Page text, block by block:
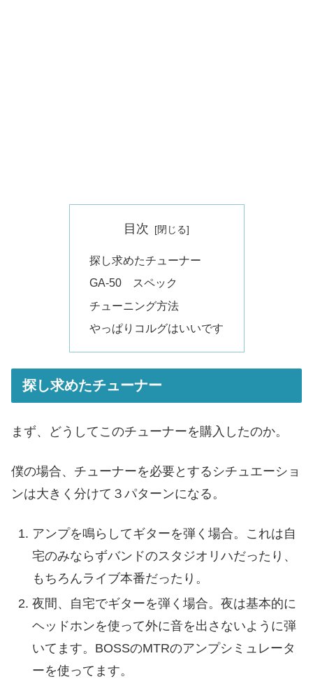
目次
探し求めたチューナー
GA-50 スペック
チューニング方法
やっぱりコルグはいいです
探し求めたチューナー
まず、どうしてこのチューナーを購入したのか。
僕の場合、チューナーを必要とするシチュエーショ
ンは大きく分けて３パターンになる。
アンプを鳴らしてギターを弾く場合。これは自
宅のみならずバンドのスタジオリハだったり、
もちろんライブ本番だったり。
夜間、自宅でギターを弾く場合。夜は基本的に
ヘッドホンを使って外に音を出さないように弾
いてます。BOSSのMTRのアンプシミュレータ
ーを使ってます。